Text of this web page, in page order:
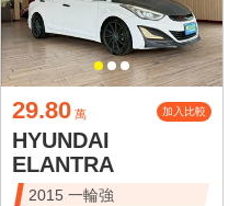
29.80 萬 加入比較
HYUNDAI
ELANTRA
2015 一輪強